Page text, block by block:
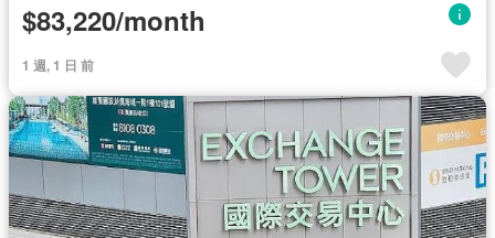
$83,220/month
1 週, 1 日 前